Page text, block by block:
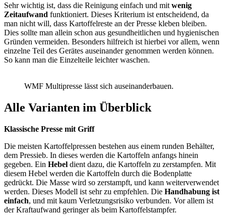
Sehr wichtig ist, dass die Reinigung einfach und mit wenig
Zeitaufwand funktioniert. Dieses Kriterium ist entscheidend, da
man nicht will, dass Kartoffelreste an der Presse kleben bleiben.
Dies sollte man allein schon aus gesundheitlichen und hygienischen
Gründen vermeiden. Besonders hilfreich ist hierbei vor allem, wenn
einzelne Teil des Gerätes auseinander genommen werden können.
So kann man die Einzelteile leichter waschen.
WMF Multipresse lässt sich auseinanderbauen.
Alle Varianten im Überblick
Klassische Presse mit Griff
Die meisten Kartoffelpressen bestehen aus einem runden Behälter,
dem Pressieb. In dieses werden die Kartoffeln anfangs hinein
gegeben. Ein Hebel dient dazu, die Kartoffeln zu zerstampfen. Mit
diesem Hebel werden die Kartoffeln durch die Bodenplatte
gedrückt. Die Masse wird so zerstampft, und kann weiterverwendet
werden. Dieses Modell ist sehr zu empfehlen. Die Handhabung ist
einfach, und mit kaum Verletzungsrisiko verbunden. Vor allem ist
der Kraftaufwand geringer als beim Kartoffelstampfer.